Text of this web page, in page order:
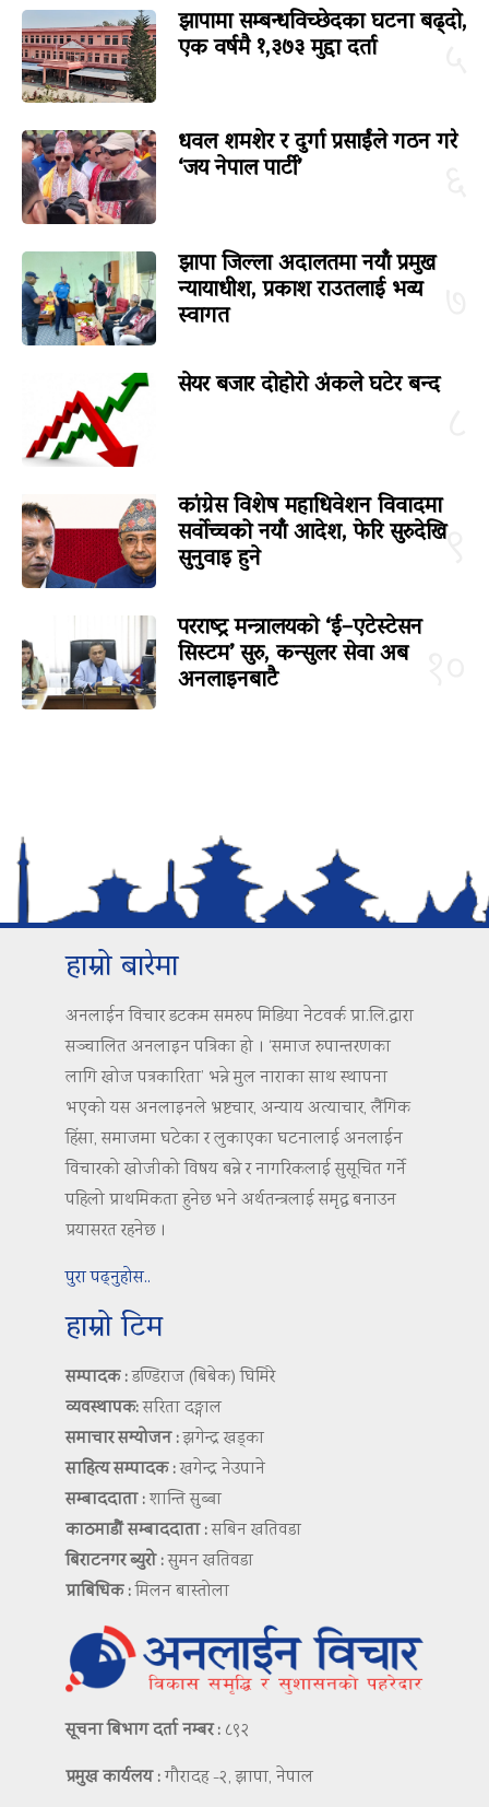
झापामा सम्बन्धविच्छेदका घटना बढ्दो,
एक वर्षमै १,३७३ मुद्दा दर्ता
धवल शमशेर र दुर्गा प्रसाईंले गठन गरे
‘जय नेपाल पार्टी’
झापा जिल्ला अदालतमा नयाँ प्रमुख
न्यायाधीश, प्रकाश राउतलाई भव्य
स्वागत
सेयर बजार दोहोरो अंकले घटेर बन्द
९
कांग्रेस विशेष महाधिवेशन विवादमा
सर्वोच्चको नयाँ आदेश, फेरि सुरुदेखि
सुनुवाइ हुने
परराष्ट्र मन्त्रालयको ‘ई–एटेस्टेसन
सिस्टम’ सुरु, कन्सुलर सेवा अब
अनलाइनबाटै
हाम्रो बारेमा
अनलाईन विचार डटकम समरुप मिडिया नेटवर्क प्रा.लि.द्वारा
सञ्चालित अनलाइन पत्रिका हो । ‘समाज रुपान्तरणका
लागि खोज पत्रकारिता’ भन्ने मुल नाराका साथ स्थापना
भएको यस अनलाइनले भ्रष्टचार, अन्याय अत्याचार, लैंगिक
हिंसा, समाजमा घटेका र लुकाएका घटनालाई अनलाईन
विचारको खोजीको विषय बन्ने र नागरिकलाई सुसूचित गर्ने
पहिलो प्राथमिकता हुनेछ भने अर्थतन्त्रलाई समृद्ध बनाउन
प्रयासरत रहनेछ ।
पुरा पढ्नुहोस..
हाम्रो टिम
सम्पादक :डण्डिराज (बिबेक) घिमिरे
व्यवस्थापक:सरिता दङ्गाल
समाचार सम्योजन :झगेन्द्र खड्का
साहित्य सम्पादक :खगेन्द्र नेउपाने
सम्बाददाता :शान्ति सुब्बा
काठमाडौं सम्बाददाता :सबिन खतिवडा
बिराटनगर ब्युरो :सुमन खतिवडा
प्राबिधिक :मिलन बास्तोला
सूचना बिभाग दर्ता नम्बर : ८९२
प्रमुख कार्यलय :गौरादह -२, झापा, नेपाल